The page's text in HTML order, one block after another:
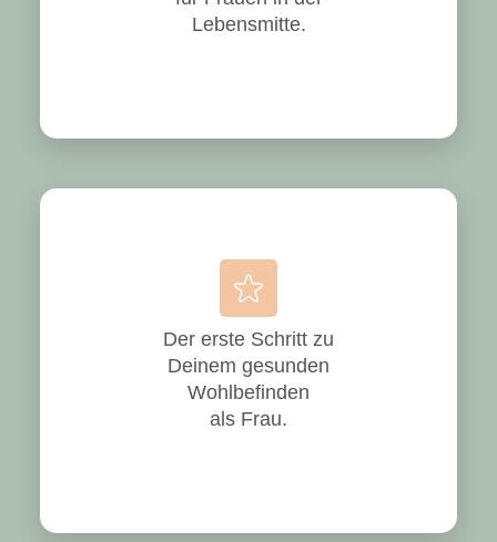
Lebensmitte.
Der erste Schritt zu
Deinem gesunden
Wohlbefinden
als Frau.